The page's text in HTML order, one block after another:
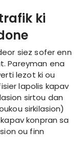
ki
siez sofer enn
Pareyman ena
lezot ki ou
lapolis kapav
sirtou dan
sirkilasion)
konpran sa
ou finn